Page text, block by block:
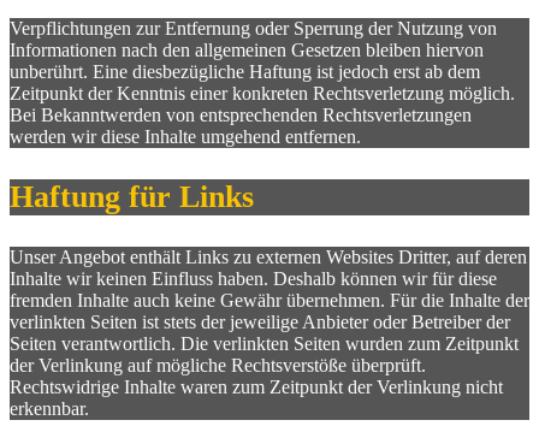
Verpflichtungen zur Entfernung oder Sperrung der Nutzung von
Informationen nach den allgemeinen Gesetzen bleiben hiervon
unberührt. Eine diesbezügliche Haftung ist jedoch erst ab dem
Zeitpunkt der Kenntnis einer konkreten Rechtsverletzung möglich.
Bei Bekanntwerden von entsprechenden Rechtsverletzungen
werden wir diese Inhalte umgehend entfernen.
Haftung für Links
Unser Angebot enthält Links zu externen Websites Dritter, auf deren
Inhalte wir keinen Einfluss haben. Deshalb können wir für diese
fremden Inhalte auch keine Gewähr übernehmen. Für die Inhalte der
verlinkten Seiten ist stets der jeweilige Anbieter oder Betreiber der
Seiten verantwortlich. Die verlinkten Seiten wurden zum Zeitpunkt
der Verlinkung auf mögliche Rechtsverstöße überprüft.
Rechtswidrige Inhalte waren zum Zeitpunkt der Verlinkung nicht
erkennbar.